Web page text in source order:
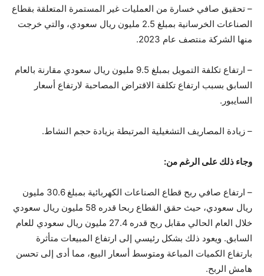
– تحقيق صافي خسارة من العمليات غير المستمرة المتعلقة بقطاع
الصناعات الخرسانية بمبلغ 2.5 مليون ريال سعودي، والتي خرجت
منها الشركة منتصف عام 2023.
– ارتفاع تكلفة التمويل بمبلغ 9.5 مليون ريال سعودي مقارنة بالعام
السابق بسبب ارتفاع تكلفة الاقتراض المصاحبة لارتفاع أسعار
السايبور.
– زيادة المصاريف التشغيلية المرتبطة بزيادة حجم النشاط.
وجاء ذلك على الرغم من:
– ارتفاع صافي ربح قطاع الصناعات الكهربائية بمبلغ 30.6 مليون
ريال سعودي، حيث حقق القطاع ربحا قدره 58 مليون ريال سعودي
خلال العام الحالي مقابل ربح قدره 27.4 مليون ريال سعودي للعام
السابق. ويعود ذلك بشكل رئيسي إلى ارتفاع المبيعات متأثرة
بارتفاع الكميات المباعة ومتوسط ​​أسعار البيع، مما أدى إلى تحسن
هامش الربح.